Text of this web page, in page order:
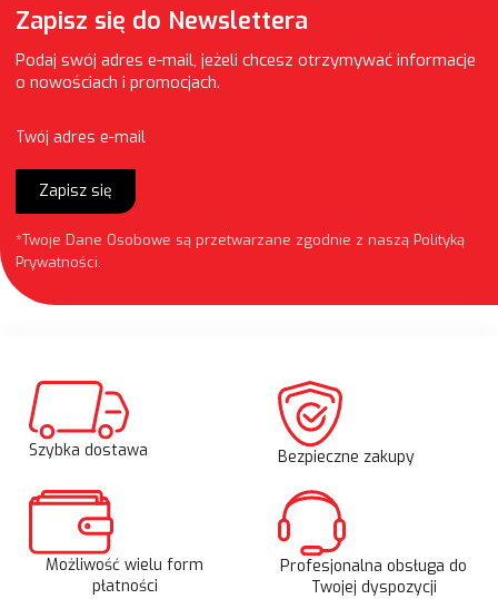
Zapisz się do Newslettera
Podaj swój adres e-mail, jeżeli chcesz otrzymywać informacje
o nowościach i promocjach.
Twój adres e-mail
Zapisz się
*Twoje Dane Osobowe są przetwarzane zgodnie z naszą Polityką
Prywatności.
Szybka dostawa Bezpieczne zakupy
Możliwość wielu form
płatności
Profesjonalna obsługa do
Twojej dyspozycji